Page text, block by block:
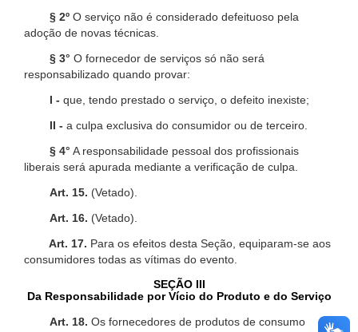
§ 2º O serviço não é considerado defeituoso pela
adoção de novas técnicas.
§ 3° O fornecedor de serviços só não será
responsabilizado quando provar:
I - que, tendo prestado o serviço, o defeito inexiste;
II - a culpa exclusiva do consumidor ou de terceiro.
§ 4° A responsabilidade pessoal dos profissionais
liberais será apurada mediante a verificação de culpa.
Art. 15. (Vetado).
Art. 16. (Vetado).
Art. 17. Para os efeitos desta Seção, equiparam-se aos
consumidores todas as vítimas do evento.
SEÇÃO III
Da Responsabilidade por Vício do Produto e do Serviço
Art. 18. Os fornecedores de produtos de consumo